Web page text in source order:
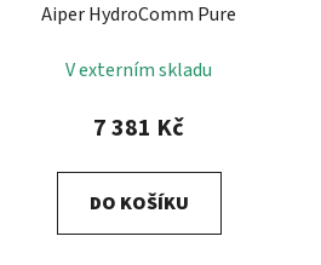
Aiper HydroComm Pure
V externím skladu
7 381 Kč
DO KOŠÍKU